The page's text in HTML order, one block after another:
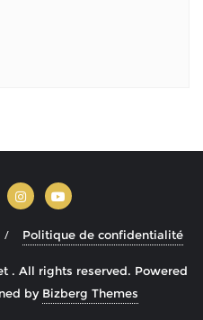
Politique de confidentialité
. All rights reserved. Powered
by Bizberg Themes